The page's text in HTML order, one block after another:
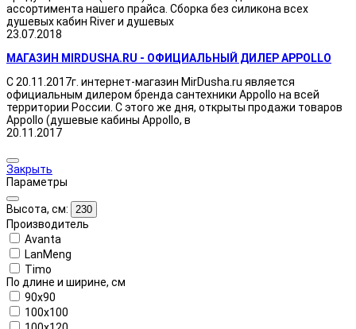
ассортимента нашего прайса. Сборка без силикона всех
душевых кабин River и душевых
23.07.2018
МАГАЗИН MIRDUSHA.RU - ОФИЦИАЛЬНЫЙ ДИЛЕР APPOLLO
С 20.11.2017г. интернет-магазин MirDusha.ru является
официальным дилером бренда сантехники Appollo на всей
территории России. С этого же дня, открыты продажи товаров
Appollo (душевые кабины Appollo, в
20.11.2017
Закрыть
Параметры
Высота, см: 230
Производитель
Avanta
LanMeng
Timo
По длине и ширине, см
90x90
100x100